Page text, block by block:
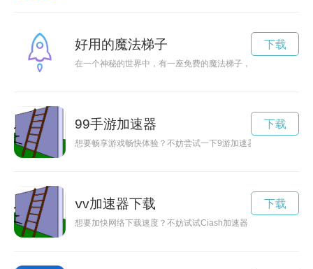
好用的魔法梯子
在一个神秘的世界中，有一座免费的魔法梯子，只要你敢于迈
下载
99手游加速器
想要畅享游戏畅快体验？不妨尝试一下9游加速器下载，快速提
下载
ⅴv加速器下载
想要加快网络下载速度？不妨试试Ciash加速器！本文将介绍
下载